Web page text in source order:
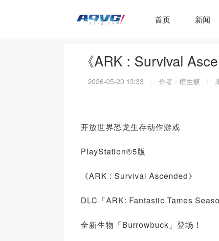
首页 新闻
《ARK : Survival
2026-05-20 13:33 作者：棺生貘
开放世界恐龙生存动作游戏
PlayStation®5版
《ARK : Survival Ascended》
DLC「ARK: Fantastic Tames
全新生物「Burrowbuck」登场！